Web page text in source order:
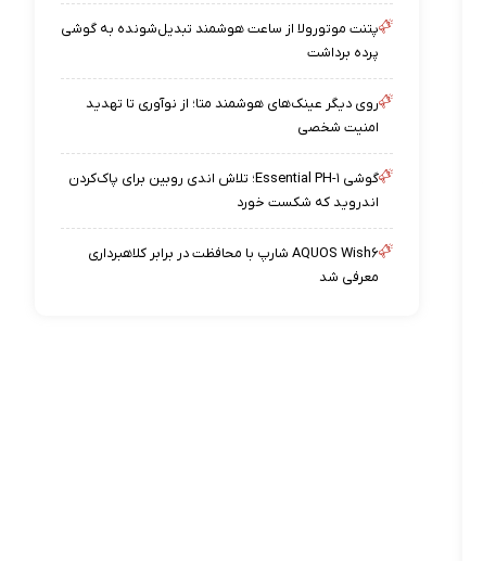
پتنت موتورولا از ساعت هوشمند تبدیل‌شونده به گوشی
پرده برداشت
روی دیگر عینک‌های هوشمند متا؛ از نوآوری تا تهدید
امنیت شخصی
گوشی Essential PH-۱؛ تلاش اندی روبین برای پاک‌کردن
اندروید که شکست خورد
AQUOS Wish۶ شارپ با محافظت در برابر کلاهبرداری
معرفی شد